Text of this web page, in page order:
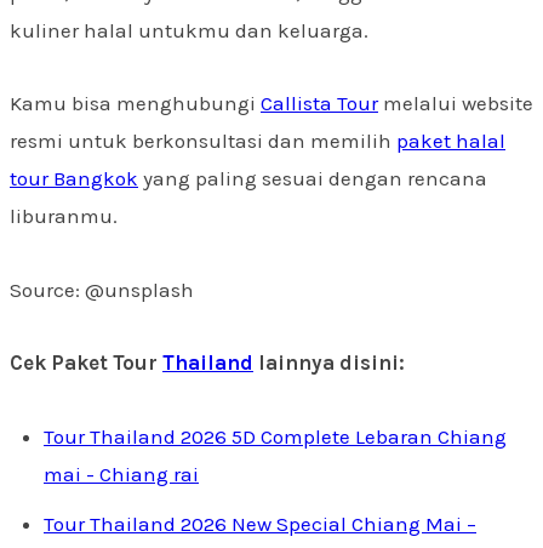
kuliner halal untukmu dan keluarga.
Kamu bisa menghubungi Callista Tourmelalui website
resmi untuk berkonsultasi dan memilih paket halal
tour Bangkok yang paling sesuai dengan rencana
liburanmu.
Source: @unsplash
Cek Paket Tour Thailand lainnya disini:
Tour Thailand 2026 5D Complete Lebaran Chiang
mai - Chiang rai
Tour Thailand 2026 New Special Chiang Mai –